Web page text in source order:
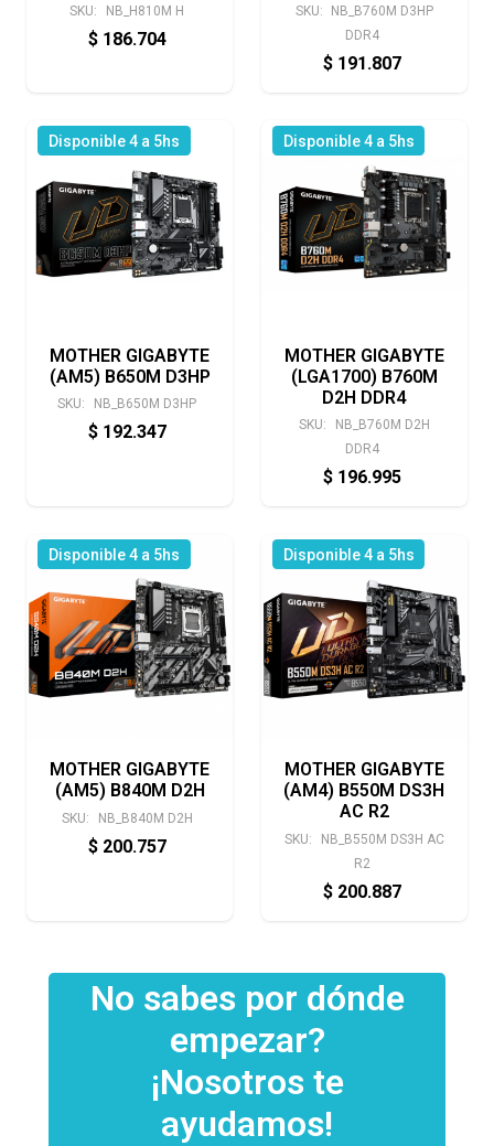
SKU: NB_H810M H
$ 186.704
SKU:
NB_B760M D3HP
DDR4
$ 191.807
Disponible 4 a 5hs
MOTHER GIGABYTE
(AM5) B650M D3HP
SKU: NB_B650M D3HP
$ 192.347
Disponible 4 a 5hs
MOTHER GIGABYTE
(LGA1700) B760M
D2H DDR4
SKU:
NB_B760M D2H
DDR4
$ 196.995
Disponible 4 a 5hs
MOTHER GIGABYTE
(AM5) B840M D2H
SKU: NB_B840M D2H
$ 200.757
Disponible 4 a 5hs
MOTHER GIGABYTE
(AM4) B550M DS3H
AC R2
SKU:
NB_B550M DS3H AC
R2
$ 200.887
No sabes por dónde
empezar?
¡Nosotros te
ayudamos!